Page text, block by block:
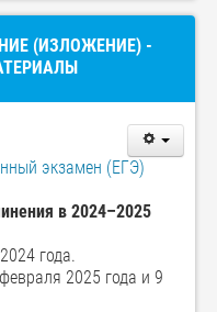
(ИЗЛОЖЕНИЕ) -
экзамен (ЕГЭ)
в 2024–2025
года.
2025 года и 9